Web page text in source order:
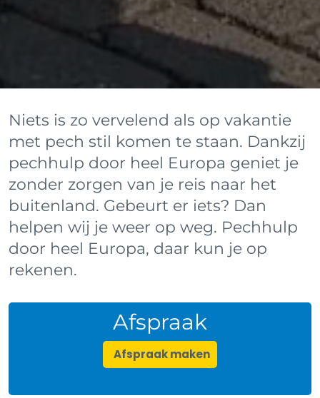
Niets is zo vervelend als op vakantie
met pech stil komen te staan. Dankzij
pechhulp door heel Europa geniet je
zonder zorgen van je reis naar het
buitenland. Gebeurt er iets? Dan
helpen wij je weer op weg. Pechhulp
door heel Europa, daar kun je op
rekenen.
Afspraak
Afspraak maken